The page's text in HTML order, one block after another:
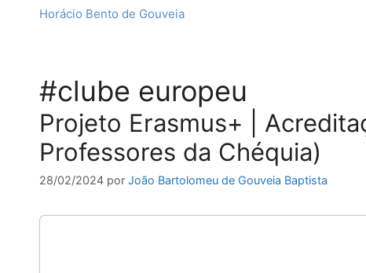
Horácio Bento de Gouveia
#clube europeu
Projeto Erasmus+ |
Professores da Chéquia)
28/02/2024 por João Bartolomeu de Gouveia Baptista